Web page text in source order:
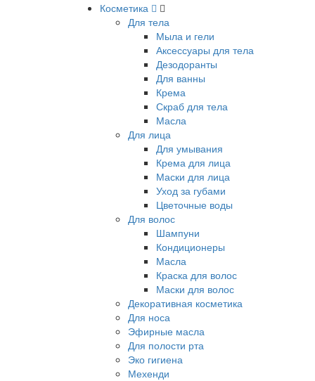
Косметика
Для тела
Мыла и гели
Аксессуары для тела
Дезодоранты
Для ванны
Крема
Скраб для тела
Масла
Для лица
Для умывания
Крема для лица
Маски для лица
Уход за губами
Цветочные воды
Для волос
Шампуни
Кондиционеры
Масла
Краска для волос
Маски для волос
Декоративная косметика
Для носа
Эфирные масла
Для полости рта
Эко гигиена
Мехенди